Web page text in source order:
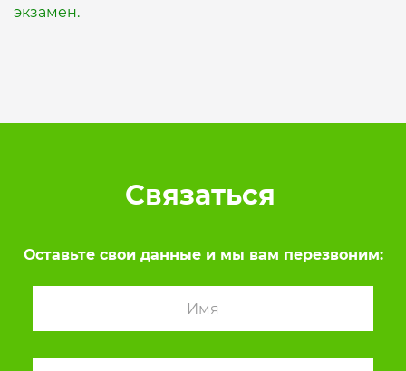
экзамен.
Связаться
Оставьте свои данные и мы вам перезвоним: